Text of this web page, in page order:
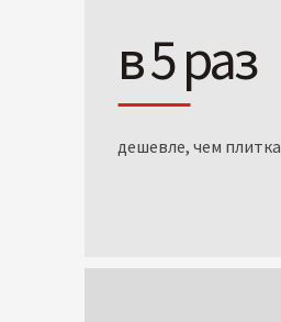
в 5 раз
дешевле, чем плитка